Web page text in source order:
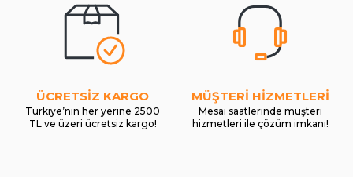
ÜCRETSİZ KARGO
Türkiye’nin her yerine 2500
TL ve üzeri ücretsiz kargo!
MÜŞTERİ HİZMETLERİ
Mesai saatlerinde müşteri
hizmetleri ile çözüm imkanı!